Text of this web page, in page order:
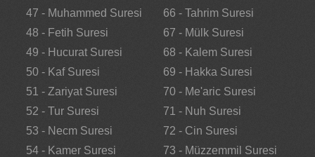
47 - Muhammed Suresi
48 - Fetih Suresi
49 - Hucurat Suresi
50 - Kaf Suresi
51 - Zariyat Suresi
52 - Tur Suresi
53 - Necm Suresi
54 - Kamer Suresi
66 - Tahrim Suresi
67 - Mülk Suresi
68 - Kalem Suresi
69 - Hakka Suresi
70 - Me'aric Suresi
71 - Nuh Suresi
72 - Cin Suresi
73 - Müzzemmil Suresi